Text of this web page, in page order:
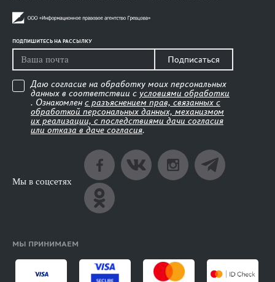
ПОДПИШИТЕСЬ НА РАССЫЛКУ
Подписаться
Даю согласие на обработку моих персональных
данных в соответствии с условиями обработки
. Ознакомлен с разъяснением прав, связанных с
обработкой персональных данных, механизмом
их реализации, с последствиями дачи согласия
или отказа в даче согласия.
Мы в соцсетях
МЫ ПРИНИМАЕМ